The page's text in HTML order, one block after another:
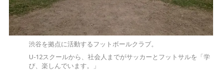
渋谷を拠点に活動するフットボールクラブ。
U-12スクールから、社会人までがサッカーとフットサルを「学
び、楽しんでいます。」